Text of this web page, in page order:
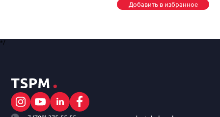
Добавить в избранное
*/